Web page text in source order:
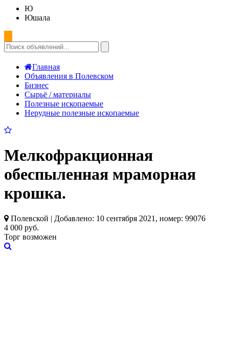
Ю
Юшала
Главная
Объявления в Полевском
Бизнес
Сырьё / материалы
Полезные ископаемые
Нерудные полезные ископаемые
Мелкофракционная
обеспыленная мраморная
крошка.
Полевской | Добавлено: 10 сентября 2021, номер: 99076
4 000 руб.
Торг возможен